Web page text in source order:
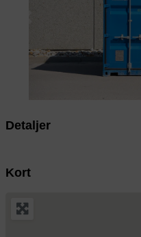
Detaljer
Kort